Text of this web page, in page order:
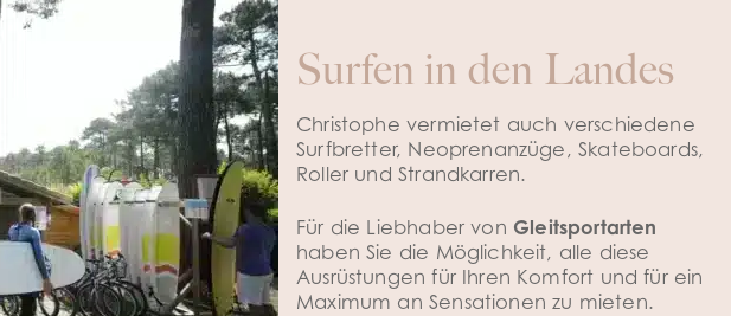
Surfen in den Landes
Christophe vermietet auch verschiedene
Surfbretter, Neoprenanzüge, Skateboards,
Roller und Strandkarren.
Für die Liebhaber von Gleitsportarten
haben Sie die Möglichkeit, alle diese
Ausrüstungen für Ihren Komfort und für ein
Maximum an Sensationen zu mieten.